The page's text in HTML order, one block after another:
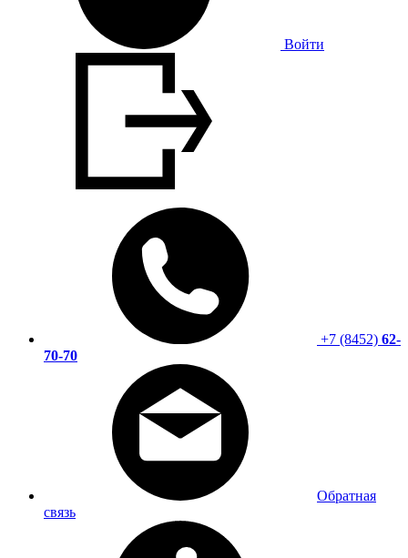
Войти
+7 (8452) 62-
70-70
Обратная
связь